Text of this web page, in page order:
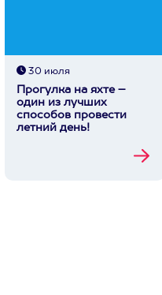
30 июля
Прогулка на яхте –
один из лучших
способов провести
летний день!